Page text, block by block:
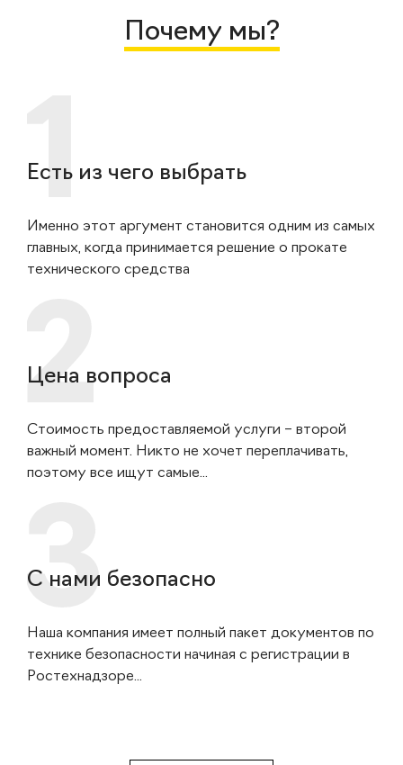
Почему мы?
Есть из чего выбрать
Именно этот аргумент становится одним из самых
главных, когда принимается решение о прокате
технического средства
Цена вопроса
Стоимость предоставляемой услуги – второй
важный момент. Никто не хочет переплачивать,
поэтому все ищут самые...
С нами безопасно
Наша компания имеет полный пакет документов по
технике безопасности начиная с регистрации в
Ростехнадзоре...